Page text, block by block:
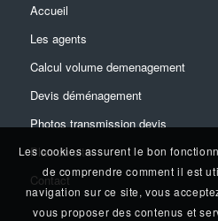
Accueil
Les agents
Calcul volume demenagement
Devis déménagement
Photos transmission devis
Plan du site
Contact
Les cookies assurent le bon
de comprendre comment il est
navigation sur ce site, vous
vous proposer des contenus et